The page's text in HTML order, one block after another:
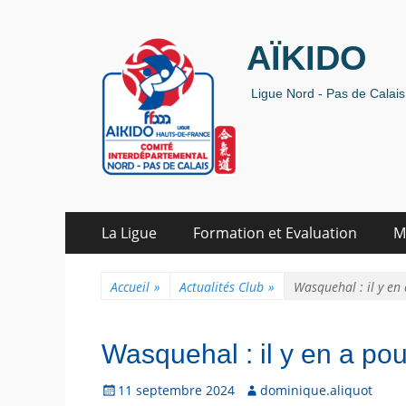
AÏKIDO
Ligue Nord - Pas de
Premier menu
AllerLa Ligue Formation et Evaluation
Accueil » Actualités Club » Wasquehal : il y
Wasquehal : il y en a
P 11 septembre 2024
A dominique.aliquot